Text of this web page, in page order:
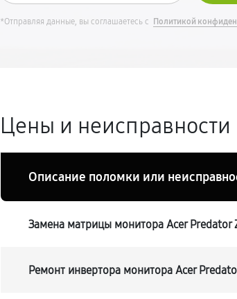
*Отправляя данные, вы соглашаетесь с Политикой
Цены и неисправности
Описание поломки или
Замена матрицы монитора Acer Predator
Ремонт инвертора монитора Acer